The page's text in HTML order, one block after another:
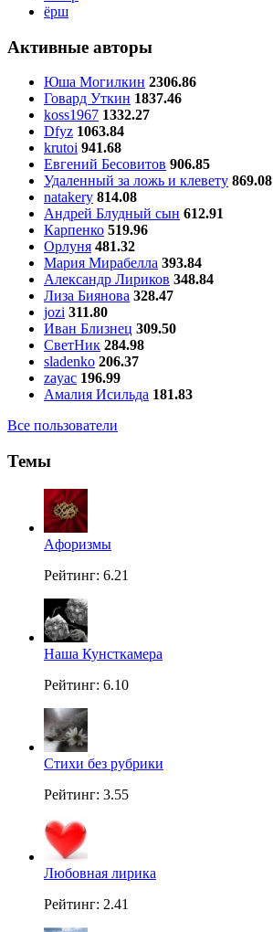
ёрш
Активные авторы
Юша Могилкин 2306.86
Говард Уткин 1837.46
koss1967 1332.27
Dfyz 1063.84
krutoi 941.68
Евгений Бесовитов 906.85
Удаленный за ложь и клевету 869.08
natakery 814.08
Андрей Блудный сын 612.91
Карпенко 519.96
Орлуня 481.32
Мария Мирабелла 393.84
Александр Лириков 348.84
Лиза Биянова 328.47
jozi 311.80
Иван Близнец 309.50
СветНик 284.98
sladenko 206.37
zayac 196.99
Амалия Исильда 181.83
Все пользователи
Темы
Aфоризмы
Рейтинг: 6.21
Наша Кунсткамера
Рейтинг: 6.10
Стихи без рубрики
Рейтинг: 3.55
Любовная лирика
Рейтинг: 2.41